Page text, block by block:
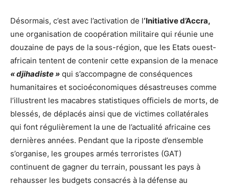
Désormais, c’est avec l’activation de l‘Initiative d’Accra,
une organisation de coopération militaire qui réunie une
douzaine de pays de la sous-région, que les Etats ouest-
africain tentent de contenir cette expansion de la menace
« djihadiste » qui s’accompagne de conséquences
humanitaires et socioéconomiques désastreuses comme
l’illustrent les macabres statistiques officiels de morts, de
blessés, de déplacés ainsi que de victimes collatérales
qui font régulièrement la une de l’actualité africaine ces
dernières années. Pendant que la riposte d’ensemble
s’organise, les groupes armés terroristes (GAT)
continuent de gagner du terrain, poussant les pays à
rehausser les budgets consacrés à la défense au